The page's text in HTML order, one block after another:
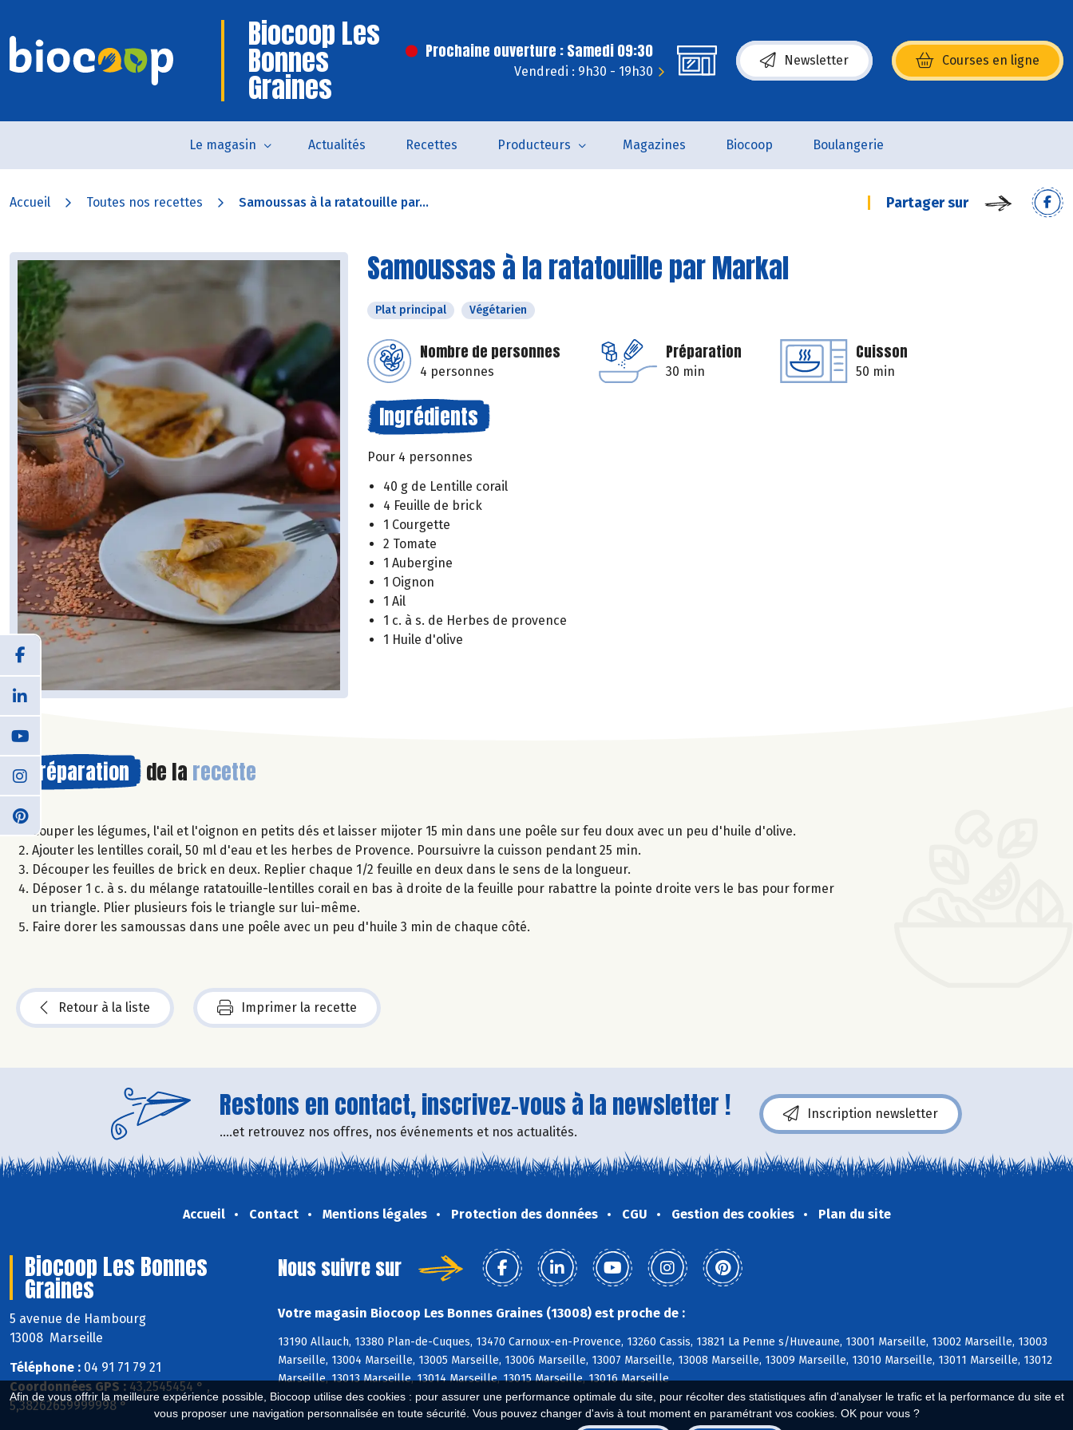
Afin de vous offrir la meilleure expérience possible, Biocoop utilise des cookies : pour assurer une performance optimale du site, pour récolter des statistiques afin d'analyser le trafic et la performance du site et
vous proposer une navigation personnalisée en toute sécurité. Vous pouvez changer d'avis à tout moment en paramétrant vos cookies. OK pour vous ?
Biocoop Les
Bonnes
Graines
Prochaine ouverture : Samedi 09:30
Vendredi : 9h30 - 19h30
Newsletter Courses en ligne
(s’ouvre dans une nouvelle fenêtre)
Le magasin Actualités Recettes Producteurs Magazines Biocoop Boulangerie
Accueil Toutes nos recettes Samoussas à la ratatouille par... Partager sur
Samoussas à la ratatouille par Markal
Plat principal Végétarien
Nombre de personnes
4 personnes
Préparation
30 min
Cuisson
50 min
Ingrédients
Pour 4 personnes
40 g de Lentille corail
4 Feuille de brick
1 Courgette
2 Tomate
1 Aubergine
1 Oignon
1 Ail
1 c. à s. de Herbes de provence
1 Huile d'olive
Préparation de la recette
Couper les légumes, l'ail et l'oignon en petits dés et laisser mijoter 15 min dans une poêle sur feu doux avec un peu d'huile d'olive.
Ajouter les lentilles corail, 50 ml d'eau et les herbes de Provence. Poursuivre la cuisson pendant 25 min.
Découper les feuilles de brick en deux. Replier chaque 1/2 feuille en deux dans le sens de la longueur.
Déposer 1 c. à s. du mélange ratatouille-lentilles corail en bas à droite de la feuille pour rabattre la pointe droite vers le bas pour former
un triangle. Plier plusieurs fois le triangle sur lui-même.
Faire dorer les samoussas dans une poêle avec un peu d'huile 3 min de chaque côté.
Retour à la liste Imprimer la recette
Restons en contact, inscrivez-vous à la newsletter !
....et retrouvez nos offres, nos événements et nos actualités.
Inscription newsletter
Accueil Contact Mentions légales Protection des données CGU Gestion des cookies Plan du site
Biocoop Les Bonnes
Graines
5 avenue de Hambourg
13008 Marseille
Téléphone : 04 91 71 79 21
Coordonnées GPS : 43,2545454 ° ,
5,38262659999998 °
Nous suivre sur
Votre magasin Biocoop Les Bonnes Graines (13008) est proche de :
13190 Allauch, 13380 Plan-de-Cuques, 13470 Carnoux-en-Provence, 13260 Cassis, 13821 La Penne s/Huveaune, 13001 Marseille, 13002 Marseille, 13003
Marseille, 13004 Marseille, 13005 Marseille, 13006 Marseille, 13007 Marseille, 13008 Marseille, 13009 Marseille, 13010 Marseille, 13011 Marseille, 13012
Marseille, 13013 Marseille, 13014 Marseille, 13015 Marseille, 13016 Marseille